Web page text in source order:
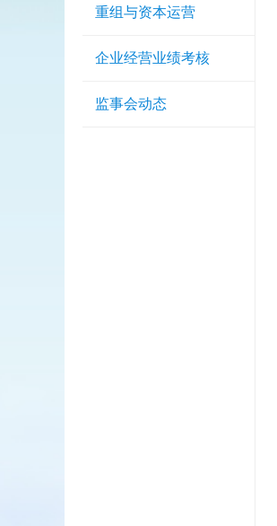
重组与资本运营
企业经营业绩考核
监事会动态